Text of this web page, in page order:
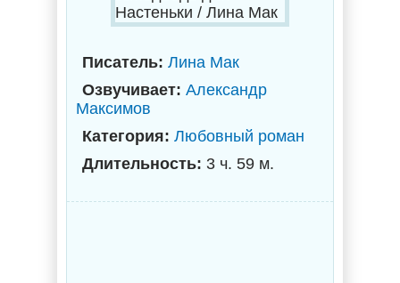
Писатель: Лина Мак
Озвучивает: Александр
Максимов
Категория: Любовный роман
Длительность: 3 ч. 59 м.